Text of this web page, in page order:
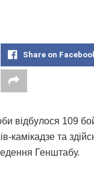
Share on
відбулося 109
камікадзе та
Генштабу.